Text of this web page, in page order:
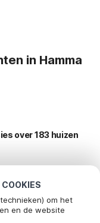
om het
en de website
in Hamma
over 183 huizen
voor